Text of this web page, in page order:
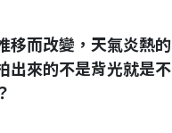
移而改變，天氣炎熱的
出來的不是背光就是不